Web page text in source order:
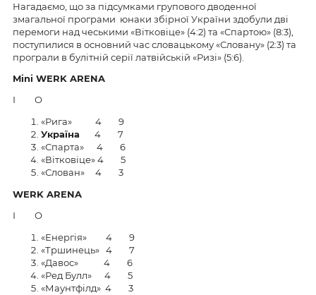
Нагадаємо, що за підсумками групового дводенної
змагальної програми юнаки збірної України здобули дві
перемоги над чеськими «Вітковіце» (4:2) та «Спартою» (8:3),
поступилися в основний час словацькому «Словану» (2:3) та
програли в булітній серії латвійській «Ризі» (5:6).
Mini WERK ARENA
І О
«Рига» 4 9
Україна 4 7
«Спарта» 4 6
«Вітковіце» 4 5
«Слован» 4 3
WERK ARENA
І О
«Енергія» 4 9
«Тршинець» 4 7
«Давос» 4 6
«Ред Булл» 4 5
«Маунтфілд» 4 3